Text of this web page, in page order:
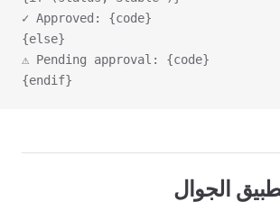
✓ Approved: {code}
{else}
⚠ Pending approval: {code}
{endif}
الجوال